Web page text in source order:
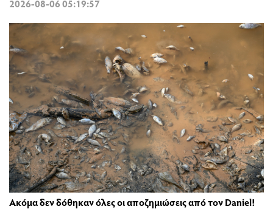
2026-08-06 05:19:57
Ακόμα δεν δόθηκαν όλες οι αποζημιώσεις από τον Daniel!